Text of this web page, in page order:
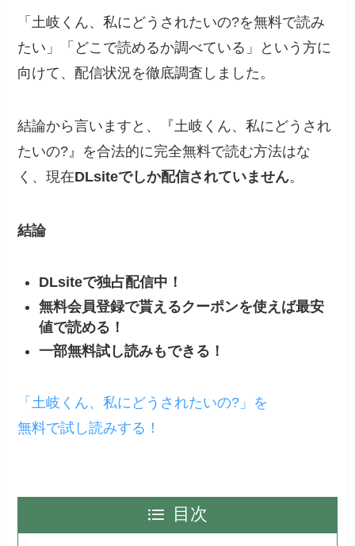
「土岐くん、私にどうされたいの?を無料で読み
たい」「どこで読めるか調べている」という方に
向けて、配信状況を徹底調査しました。
結論から言いますと、『土岐くん、私にどうされ
たいの?』を合法的に完全無料で読む方法はな
く、現在DLsiteでしか配信されていません。
結論
DLsiteで独占配信中！
無料会員登録で貰えるクーポンを使えば最安
値で読める！
一部無料試し読みもできる！
「土岐くん、私にどうされたいの?」を
無料で試し読みする！
目次